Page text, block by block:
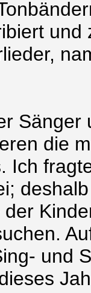
die
Ich
und